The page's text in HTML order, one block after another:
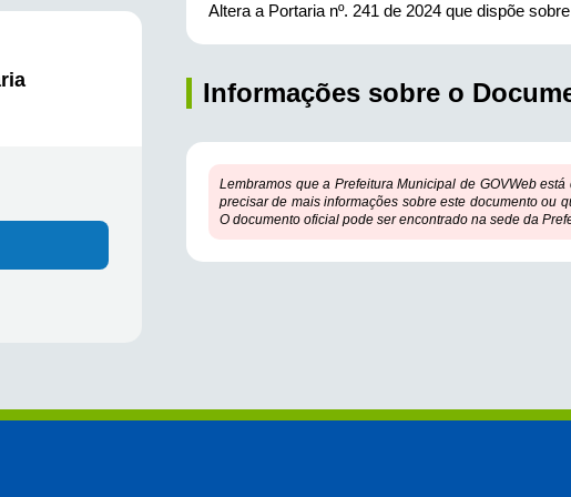
Altera a Portaria nº. 241 de 2024 que dispõe
Informações sobre o
Lembramos que a Prefeitura Municipal de GOVWeb
precisar de mais informações sobre este documento ou
O documento oficial pode ser encontrado na sede da